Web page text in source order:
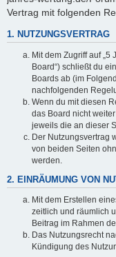
Vertrag mit folgenden
1. NUTZUNGSVERTRAG
Mit dem Zugriff auf „5
Board“) schließt du
Boards ab (im
nachfolgenden
Wenn du mit diesen
das Board nicht
jeweils die an dieser
Der Nutzungsvertrag
von beiden Seiten
werden.
2. EINRÄUMUNG VON
Mit dem Erstellen
zeitlich und räumlich
Beitrag im Rahmen
Das Nutzungsrecht
Kündigung des